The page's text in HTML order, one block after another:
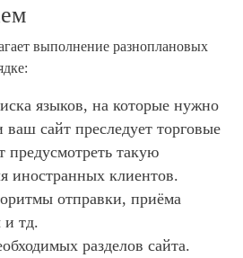
выполнение разноплановых
языков, на которые нужно
ваш сайт преследует торговые
предусмотреть такую
иностранных клиентов.
отправки, приёма
и тд.
разделов сайта.